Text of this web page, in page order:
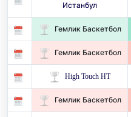
Истанбул
Гемлик Баскетбол
Гемлик Баскетбол
High Touch HT
Гемлик Баскетбол